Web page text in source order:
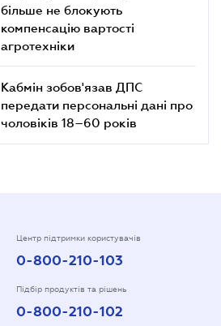
більше не блокують
компенсацію вартості
агротехніки
Кабмін зобов'язав ДПС
передати персональні дані про
чоловіків 18–60 років
Центр підтримки користувачів
0-800-210-103
Підбір продуктів та рішень
0-800-210-102